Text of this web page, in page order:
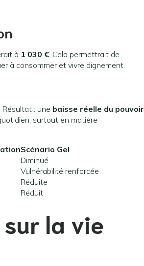
à 1 030 €. Cela permettrait de
à consommer et vivre dignement.
: une baisse réelle du pouvoir
surtout en matière
Scénario Gel
Diminué
Vulnérabilité renforcée
Réduite
Réduit
la vie